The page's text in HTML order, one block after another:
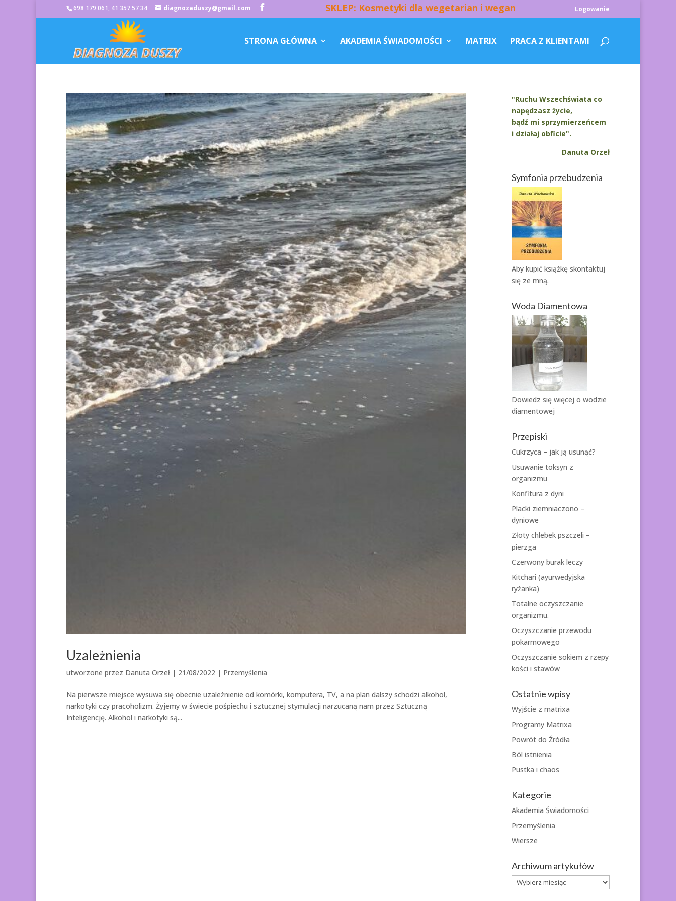
698 179 061, 41 357 57 34 diagnozaduszy@gmail.com SKLEP: Kosmetyki dla wegetarian i wegan Logowanie
STRONA GŁÓWNA AKADEMIA ŚWIADOMOŚCI MATRIX PRACA Z KLIENTAMI
Uzależnienia
utworzone przez Danuta Orzeł | 21/08/2022 | Przemyślenia
Na pierwsze miejsce wysuwa się obecnie uzależnienie od komórki, komputera, TV, a na plan dalszy schodzi alkohol,
narkotyki czy pracoholizm. Żyjemy w świecie pośpiechu i sztucznej stymulacji narzucaną nam przez Sztuczną
Inteligencję. Alkohol i narkotyki są...
"Ruchu Wszechświata co
napędzasz życie,
bądź mi sprzymierzeńcem
i działaj obficie".
Danuta Orzeł
Symfonia przebudzenia
Aby kupić książkę skontaktuj
się ze mną.
Woda Diamentowa
Dowiedz się więcej o wodzie
diamentowej
Przepiski
Cukrzyca – jak ją usunąć?
Usuwanie toksyn z
organizmu
Konfitura z dyni
Placki ziemniaczono –
dyniowe
Złoty chlebek pszczeli –
pierzga
Czerwony burak leczy
Kitchari (ayurwedyjska
ryżanka)
Totalne oczyszczanie
organizmu.
Oczyszczanie przewodu
pokarmowego
Oczyszczanie sokiem z rzepy
kości i stawów
Ostatnie wpisy
Wyjście z matrixa
Programy Matrixa
Powrót do Źródła
Ból istnienia
Pustka i chaos
Kategorie
Akademia Świadomości
Przemyślenia
Wiersze
Archiwum artykułów
Archiwum
artykułów